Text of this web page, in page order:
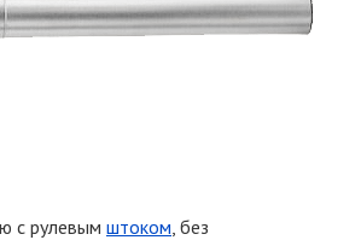
с рулевым штоком, без